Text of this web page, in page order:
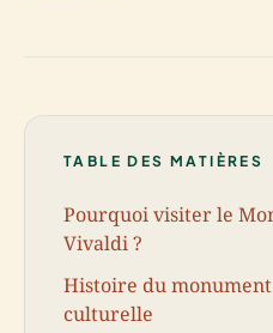
TABLE DES MATIÈRES
Pourquoi visiter le
Vivaldi ?
Histoire du
culturelle